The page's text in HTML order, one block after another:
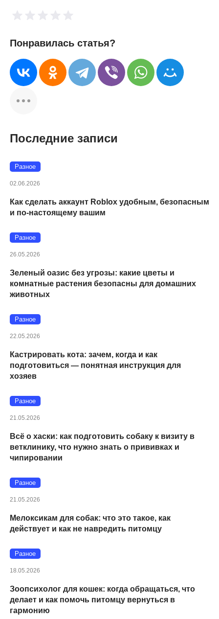
Понравилась статья?
Последние записи
Разное
02.06.2026
Как сделать аккаунт Roblox удобным, безопасным
и по-настоящему вашим
Разное
26.05.2026
Зеленый оазис без угрозы: какие цветы и
комнатные растения безопасны для домашних
животных
Разное
22.05.2026
Кастрировать кота: зачем, когда и как
подготовиться — понятная инструкция для
хозяев
Разное
21.05.2026
Всё о хаски: как подготовить собаку к визиту в
ветклинику, что нужно знать о прививках и
чипировании
Разное
21.05.2026
Мелоксикам для собак: что это такое, как
действует и как не навредить питомцу
Разное
18.05.2026
Зоопсихолог для кошек: когда обращаться, что
делает и как помочь питомцу вернуться в
гармонию